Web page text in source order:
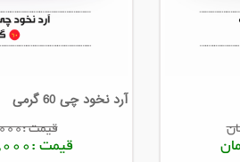
آرد نخود چی 60 گرمی
قیمت :62,000تومان
قیمت :59,000تومان